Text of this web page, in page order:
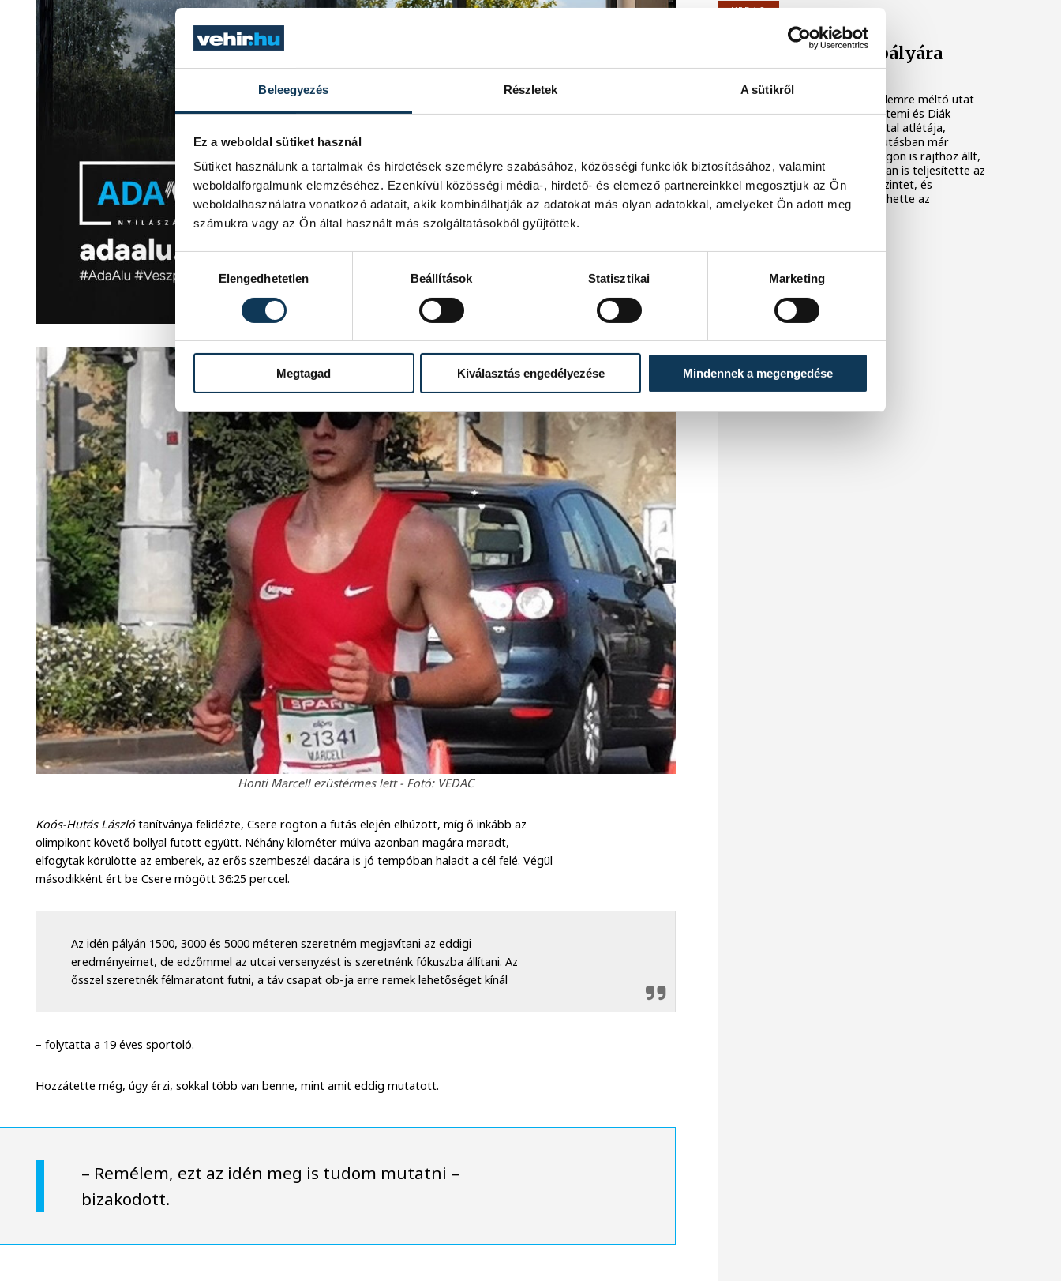
Beleegyezés Részletek A sütikről
Ez a weboldal sütiket használ
Sütiket használunk a tartalmak és hirdetések személyre szabásához, közösségi funkciók biztosításához, valamint
weboldalforgalmunk elemzéséhez. Ezenkívül közösségi média-, hirdető- és elemező partnereinkkel megosztjuk az Ön
weboldalhasználatra vonatkozó adatait, akik kombinálhatják az adatokat más olyan adatokkal, amelyeket Ön adott meg
számukra vagy az Ön által használt más szolgáltatásokból gyűjtöttek.
Hozzájárulás kiválasztása
Elengedhetetlen
Beállítások Statisztikai Marketing
Megtagad Kiválasztás engedélyezése Mindennek a megengedése
Honti Marcell ezüstérmes lett - Fotó: VEDAC
Koós-Hutás László tanítványa felidézte, Csere rögtön a futás elején elhúzott, míg ő inkább az
olimpikont követő bollyal futott együtt. Néhány kilométer múlva azonban magára maradt,
elfogytak körülötte az emberek, az erős szembeszél dacára is jó tempóban haladt a cél felé. Végül
másodikként ért be Csere mögött 36:25 perccel.
Az idén pályán 1500, 3000 és 5000 méteren szeretném megjavítani az eddigi
eredményeimet, de edzőmmel az utcai versenyzést is szeretnénk fókuszba állítani. Az
ősszel szeretnék félmaratont futni, a táv csapat ob-ja erre remek lehetőséget kínál
– folytatta a 19 éves sportoló.
Hozzátette még, úgy érzi, sokkal több van benne, mint amit eddig mutatott.
– Remélem, ezt az idén meg is tudom mutatni –
bizakodott.
VEDAC
A hegyekből a pályára
vezetett az út
Alig néhány év alatt figyelemre méltó utat
járt be a Veszprémi Egyetemi és Diák
Atlétikai Club (VEDAC) fiatal atlétája,
Mireider Gergő. A hegyifutásban már
Európa- és világbajnokságon is rajthoz állt,
idén pedig pályaatlétikában is teljesítette az
U18-as Európa-bajnoki szintet, és
Magyarországot képviselhette az
olaszországi Rietiben.